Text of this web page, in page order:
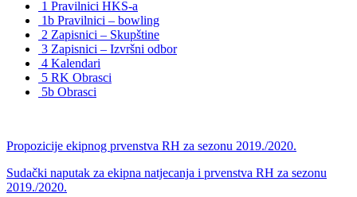
1 Pravilnici HKS-a
1b Pravilnici – bowling
2 Zapisnici – Skupštine
3 Zapisnici – Izvršni odbor
4 Kalendari
5 RK Obrasci
5b Obrasci
Propozicije ekipnog prvenstva RH za sezonu 2019./2020.
Sudački naputak za ekipna natjecanja i prvenstva RH za sezonu
2019./2020.